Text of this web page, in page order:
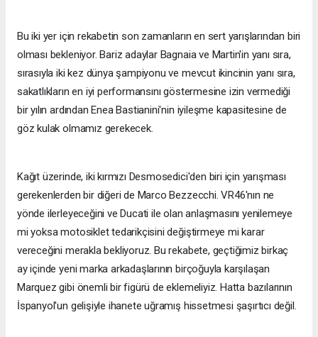
Bu iki yer için rekabetin son zamanların en sert yarışlarından biri
olması bekleniyor. Bariz adaylar Bagnaia ve Martin'in yanı sıra,
sırasıyla iki kez dünya şampiyonu ve mevcut ikincinin yanı sıra,
sakatlıkların en iyi performansını göstermesine izin vermediği
bir yılın ardından Enea Bastianini'nin iyileşme kapasitesine de
göz kulak olmamız gerekecek.
Kağıt üzerinde, iki kırmızı Desmosedici'den biri için yarışması
gerekenlerden bir diğeri de Marco Bezzecchi. VR46'nın ne
yönde ilerleyeceğini ve Ducati ile olan anlaşmasını yenilemeye
mi yoksa motosiklet tedarikçisini değiştirmeye mi karar
vereceğini merakla bekliyoruz. Bu rekabete, geçtiğimiz birkaç
ay içinde yeni marka arkadaşlarının birçoğuyla karşılaşan
Marquez gibi önemli bir figürü de eklemeliyiz. Hatta bazılarının
İspanyol'un gelişiyle ihanete uğramış hissetmesi şaşırtıcı değil.